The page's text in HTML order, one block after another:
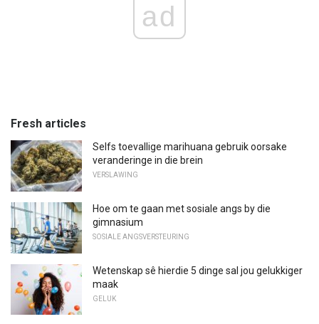
ad
Fresh articles
Selfs toevallige marihuana gebruik oorsake
veranderinge in die brein
VERSLAWING
Hoe om te gaan met sosiale angs by die
gimnasium
SOSIALE ANGSVERSTEURING
Wetenskap sê hierdie 5 dinge sal jou gelukkiger
maak
GELUK